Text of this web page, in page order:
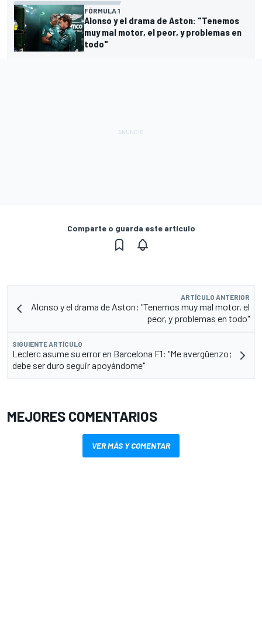
FÓRMULA 1
Alonso y el drama de Aston: "Tenemos
muy mal motor, el peor, y problemas en
todo"
Comparte o guarda este artículo
ARTÍCULO ANTERIOR
Alonso y el drama de Aston: "Tenemos muy mal motor, el
peor, y problemas en todo"
SIGUIENTE ARTÍCULO
Leclerc asume su error en Barcelona F1: "Me avergüenzo;
debe ser duro seguir apoyándome"
MEJORES COMENTARIOS
VER MÁS Y COMENTAR